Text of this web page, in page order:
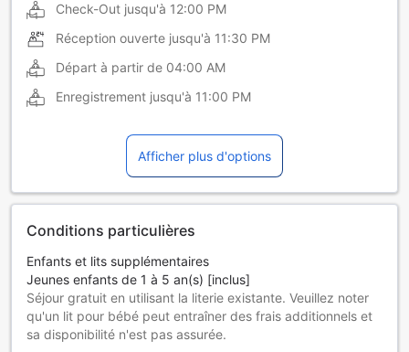
Check-Out jusqu'à 12:00 PM
Réception ouverte jusqu'à 11:30 PM
Départ à partir de 04:00 AM
Enregistrement jusqu'à 11:00 PM
Afficher plus d'options
Conditions particulières
Enfants et lits supplémentaires
Jeunes enfants de 1 à 5 an(s) [inclus]
Séjour gratuit en utilisant la literie existante. Veuillez noter
qu'un lit pour bébé peut entraîner des frais additionnels et
sa disponibilité n'est pas assurée.